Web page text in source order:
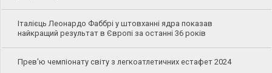
Італієць Леонардо Фаббрі у штовханні ядра показав
найкращий результат в Європі за останні 36 років
Прев'ю чемпіонату світу з легкоатлетичних естафет 2024